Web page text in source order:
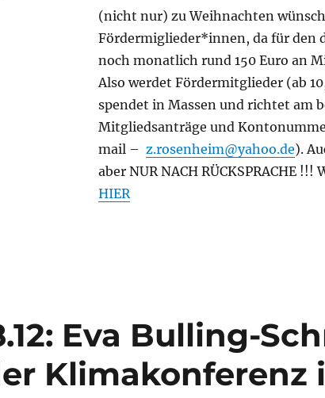
(nicht nur) zu Weihnachten
Fördermiglieder*innen, da für den
noch monatlich rund 150 Euro an
Also werdet Fördermitglieder (ab
spendet in Massen und richtet am
Mitgliedsanträge und
mail – z.rosenheim@yahoo.de).
aber NUR NACH RÜCKSPRACHE
HIER
Eva Bulling-
Klimakonferenz